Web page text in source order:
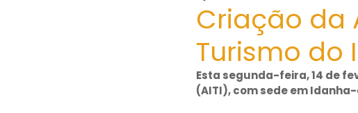
Criação da
Turismo do
Esta segunda-feira, 14 de
(AITI), com sede em